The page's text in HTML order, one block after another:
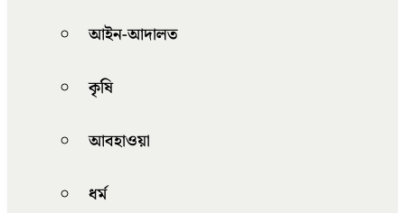
আইন-আদালত
কৃষি
আবহাওয়া
ধর্ম